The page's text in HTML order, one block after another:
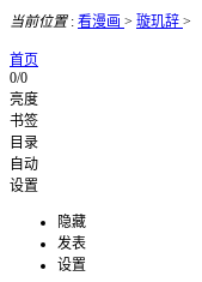
当前位置: 看漫画 > 璇玑辞 >
首页
0/0
亮度
书签
目录
自动
设置
隐藏
发表
设置